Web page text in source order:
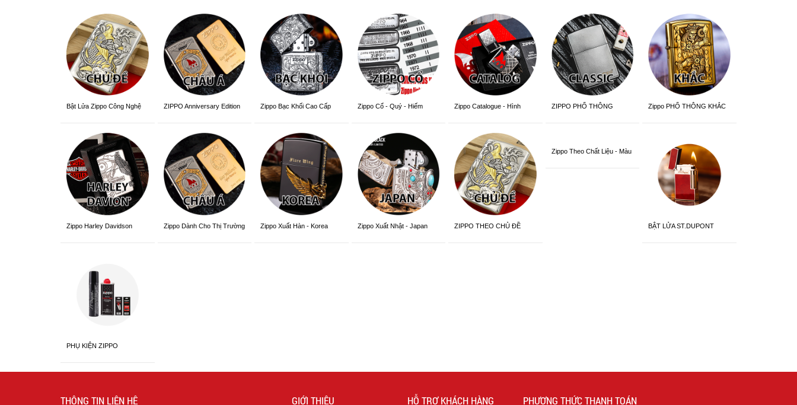
Bật Lửa Zippo Công Nghệ
ZIPPO Anniversary Edition Zippo Bạc Khối Cao Cấp Zippo Cổ - Quý - Hiếm
Zippo Catalogue - Hình
ZIPPO PHỔ THÔNG Zippo PHỔ THÔNG KHẮC
Zippo Harley Davidson
Zippo Dành Cho Thị Trường
Zippo Xuất Hàn - Korea
Zippo Xuất Nhật - Japan
ZIPPO THEO CHỦ ĐỀ
Zippo Theo Chất Liệu - Màu
BẬT LỬA ST.DUPONT
PHỤ KIỆN ZIPPO
THÔNG TIN LIÊN HỆ GIỚI THIỆU HỖ TRỢ KHÁCH HÀNG PHƯƠNG THỨC THANH TOÁN